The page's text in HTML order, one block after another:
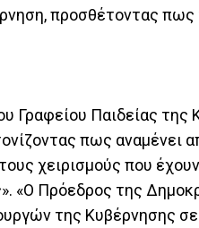
προσθέτοντας
Γραφείου Παιδείας της
πως αναμένει
χειρισμούς που
«Ο Πρόεδρος της
της Κυβέρνησης